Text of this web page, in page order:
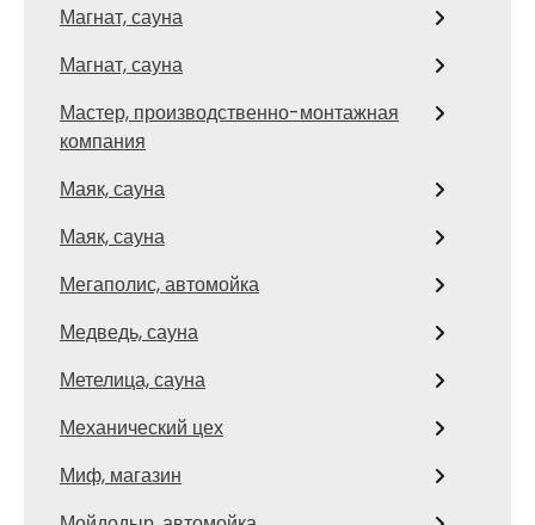
Магнат, сауна
Магнат, сауна
Мастер, производственно-монтажная
компания
Маяк, сауна
Маяк, сауна
Мегаполис, автомойка
Медведь, сауна
Метелица, сауна
Механический цех
Миф, магазин